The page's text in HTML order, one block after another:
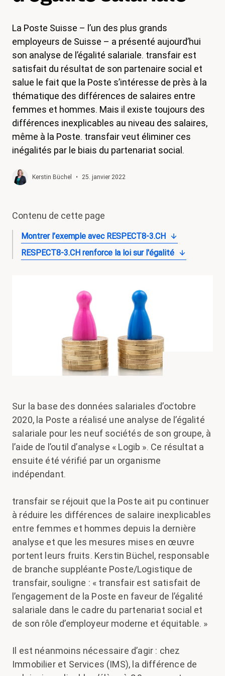
Shop
Contact
Initiative congé familial
Mon apprentissage. Mes droits.
Devenir membre
La Poste Suisse – l’un des plus grands
employeurs de Suisse – a présenté aujourd’hui
son analyse de l’égalité salariale. transfair est
satisfait du résultat de son partenaire social et
salue le fait que la Poste s’intéresse de près à la
thématique des différences de salaires entre
femmes et hommes. Mais il existe toujours des
différences inexplicables au niveau des salaires,
même à la Poste. transfair veut éliminer ces
inégalités par le biais du partenariat social.
Kerstin Büchel • 25. janvier 2022
Contenu de cette page
Montrer l’exemple avec RESPECT8-3.CH
RESPECT8-3.CH renforce la loi sur l'égalité
Sur la base des données salariales d’octobre
2020, la Poste a réalisé une analyse de l’égalité
salariale pour les neuf sociétés de son groupe, à
l’aide de l’outil d’analyse « Logib ». Ce résultat a
ensuite été vérifié par un organisme
indépendant.
transfair se réjouit que la Poste ait pu continuer
à réduire les différences de salaire inexplicables
entre femmes et hommes depuis la dernière
analyse et que les mesures mises en œuvre
portent leurs fruits. Kerstin Büchel, responsable
de branche suppléante Poste/Logistique de
transfair, souligne : « transfair est satisfait de
l’engagement de la Poste en faveur de l’égalité
salariale dans le cadre du partenariat social et
de son rôle d’employeur moderne et équitable. »
Il est néanmoins nécessaire d’agir : chez
Immobilier et Services (IMS), la différence de